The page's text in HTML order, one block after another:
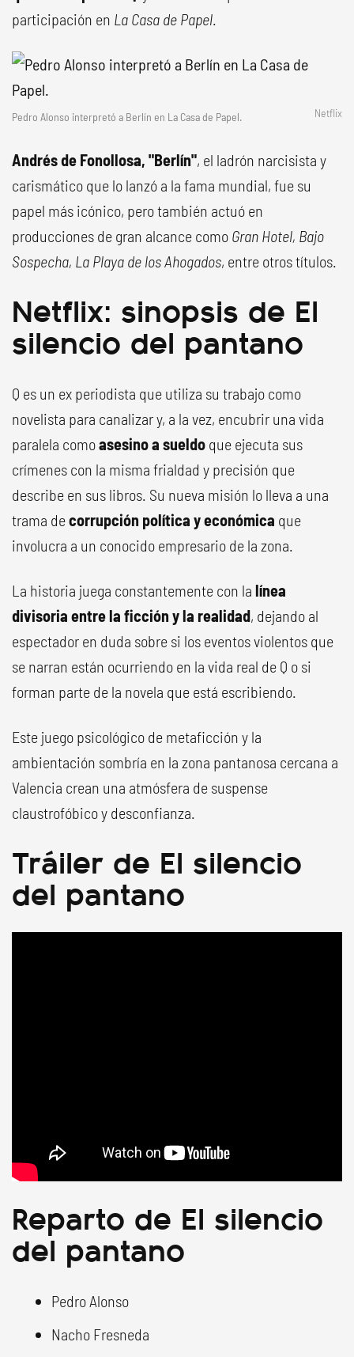
participación en La Casa de Papel.
Pedro Alonso interpretó a Berlín en La Casa de Papel. Netflix
Andrés de Fonollosa, "Berlín", el ladrón narcisista y
carismático que lo lanzó a la fama mundial, fue su
papel más icónico, pero también actuó en
producciones de gran alcance como Gran Hotel, Bajo
Sospecha, La Playa de los Ahogados, entre otros títulos.
Netflix: sinopsis de El
silencio del pantano
Q es un ex periodista que utiliza su trabajo como
novelista para canalizar y, a la vez, encubrir una vida
paralela comoasesino a sueldo que ejecuta sus
crímenes con la misma frialdad y precisión que
describe en sus libros. Su nueva misión lo lleva a una
trama decorrupción política y económica que
involucra a un conocido empresario de la zona.
La historia juega constantemente con la línea
divisoria entre la ficción y la realidad, dejando al
espectador en duda sobre si los eventos violentos que
se narran están ocurriendo en la vida real de Q o si
forman parte de la novela que está escribiendo.
Este juego psicológico de metaficción y la
ambientación sombría en la zona pantanosa cercana a
Valencia crean una atmósfera de suspense
claustrofóbico y desconfianza.
Tráiler de El silencio
del pantano
Reparto de El silencio
del pantano
Pedro Alonso
Nacho Fresneda